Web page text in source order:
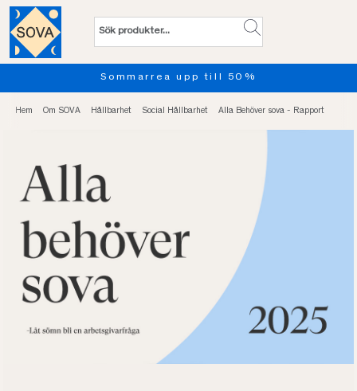
Sommarrea upp till 50%
Hem Om SOVA Hållbarhet Social Hållbarhet Alla Behöver sova - Rapport